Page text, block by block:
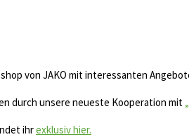
von JAKO mit interessanten
durch unsere neueste Kooperation mit
ihrexklusiv hier.